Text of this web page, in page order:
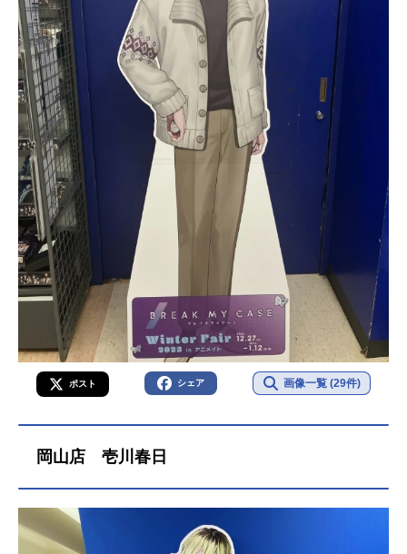
ポスト シェア 画像一覧 (29件)
岡山店 壱川春日